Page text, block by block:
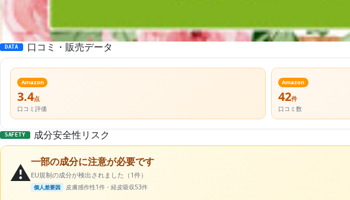
DATA 口コミ・販売データ
Amazon
3.4点
口コミ評価
Amazon
42件
口コミ数
SAFETY 成分安全性リスク
⚠️一部の成分に注意が必要です
EU規制の成分が検出されました（1件）
個人差要因 皮膚感作性1件・経皮吸収53件